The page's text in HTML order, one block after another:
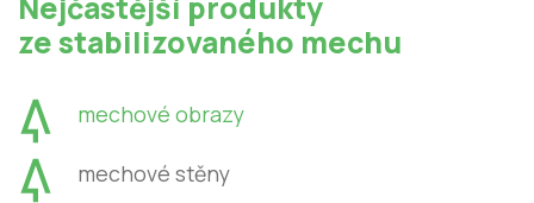
Nejčastější produkty
ze stabilizovaného mechu
mechové obrazy
mechové stěny